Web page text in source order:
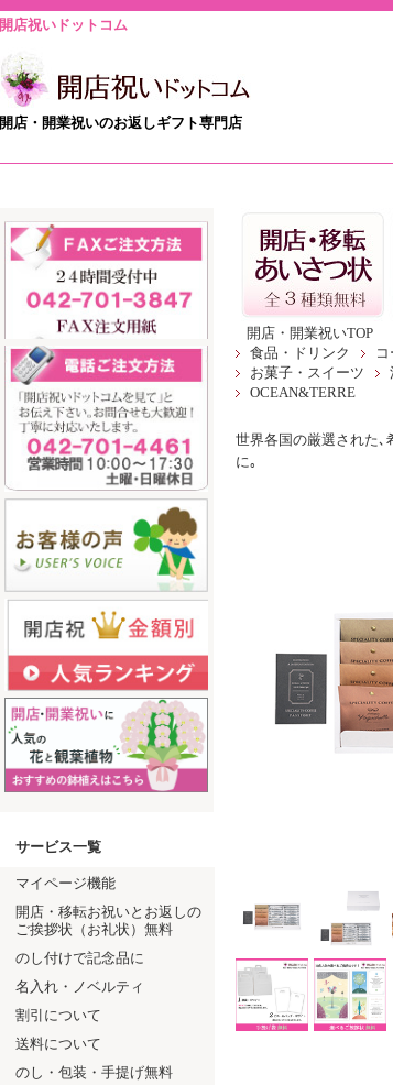
開店祝いドットコム
開店・開業祝いのお返しギフト専門店
開店・開業祝いTOP
食品・ドリンク
お菓子・スイーツ
OCEAN&TERRE
世界各国の厳選された､
に｡
サービス一覧
マイページ機能
開店・移転お祝いとお返しの
ご挨拶状（お礼状）無料
のし付けで記念品に
名入れ・ノベルティ
割引について
送料について
のし・包装・手提げ無料